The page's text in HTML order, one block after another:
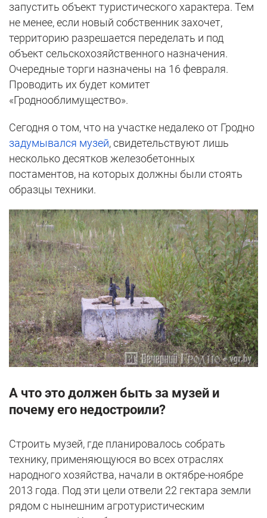
запустить объект туристического характера. Тем
не менее, если новый собственник захочет,
территорию разрешается переделать и под
объект сельскохозяйственного назначения.
Очередные торги назначены на 16 февраля.
Проводить их будет комитет
«Гроднооблимущество».
Сегодня о том, что на участке недалеко от Гродно
задумывался музей, свидетельствуют лишь
несколько десятков железобетонных
постаментов, на которых должны были стоять
образцы техники.
А что это должен быть за музей и
почему его недостроили?
Строить музей, где планировалось собрать
технику, применяющуюся во всех отраслях
народного хозяйства, начали в октябре-ноябре
2013 года. Под эти цели отвели 22 гектара земли
рядом с нынешним агротуристическим